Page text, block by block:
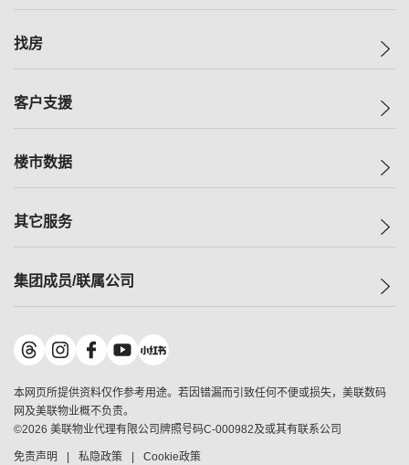
美联集团
人才招募
找房
一手新房
减价
美联豪宅
独家楼盘
租房
客户支援
自助放盘
查询热线
按揭计算机
负担能力计算机
转按计算机
缴款方式
楼市数据
指数
历史成交
小区成交排行榜
地区百科
其它服务
小区专页
美联精英会
美善会
地产经纪人管理协会
申报已递交的购楼开盘
集团成员/联属公司
美联物业
鋑联控股*
美联工商铺*
美联中国
美联澳门
本网页所提供资料仅作参考用途。若因错漏而引致任何不便或损失，美联数码
网及美联物业概不负责。
©2026 美联物业代理有限公司牌照号码C-000982及或其有联系公司
免责声明 私隐政策 Cookie政策